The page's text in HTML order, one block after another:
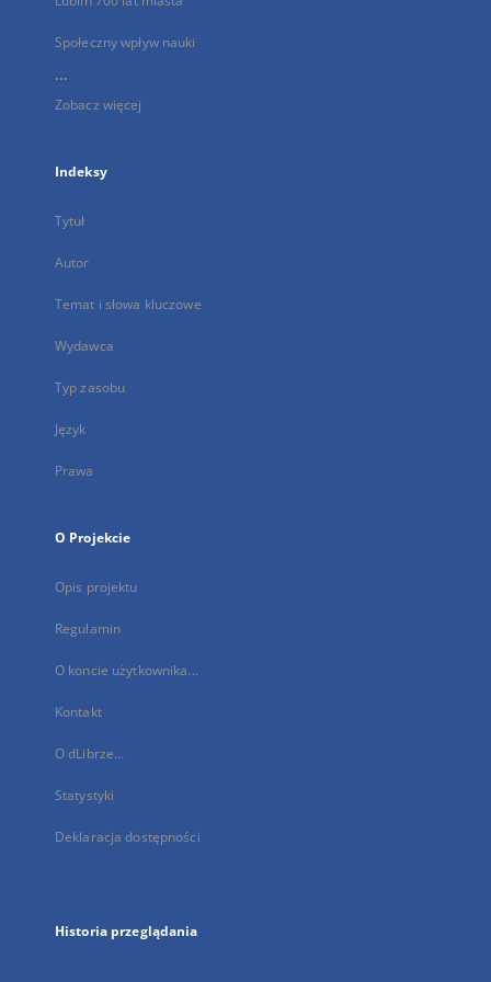
Społeczny wpływ nauki
...
Zobacz więcej
Indeksy
Tytuł
Autor
Temat i słowa kluczowe
Wydawca
Typ zasobu
Język
Prawa
O Projekcie
Opis projektu
Regulamin
O koncie użytkownika...
Kontakt
O dLibrze...
Statystyki
Deklaracja dostępności
Historia przeglądania